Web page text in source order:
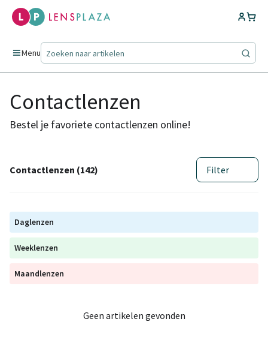
Menu
Contactlenzen
Bestel je favoriete contactlenzen online!
Contactlenzen (142) Filter
Daglenzen
Weeklenzen
Maandlenzen
Geen artikelen gevonden